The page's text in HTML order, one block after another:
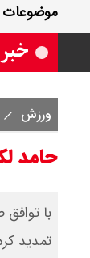
موضوعات
ورزش
حامد
با
تمدید